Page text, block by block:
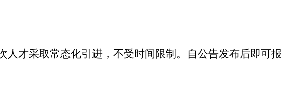
人才采取常态化引进，不受时间限制。自公告发布后即可报